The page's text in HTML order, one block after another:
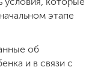
этапе
об
и в связи с